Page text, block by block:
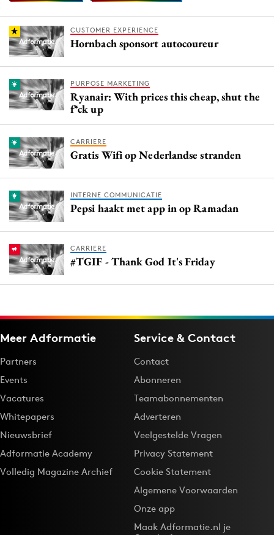
CUSTOMER EXPERIENCE
Hornbach sponsort autocoureur
PURPOSE MARKETING
Ryanair: With prices this cheap, shut the
f*ck up
CARRIERE
Gratis Wifi op Nederlandse stranden
INTERNE COMMUNICATIE
Pepsi haakt met app in op Ramadan
CARRIERE
#TGIF - Thank God It's Friday
Meer Adformatie
Partners
Events
Vacatures
Whitepapers
Nieuwsbrief
Adformatie Academy
Volledig Magazine Archief
Service & Contact
Contact
Abonneren
Teamabonnementen
Adverteren
Veelgestelde Vragen
Privacy Statement
Cookie Statement
Algemene Voorwaarden
Onze app
Maak Adformatie.nl je